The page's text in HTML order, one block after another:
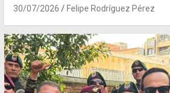
30/07/2026 Felipe Rodríguez Pérez